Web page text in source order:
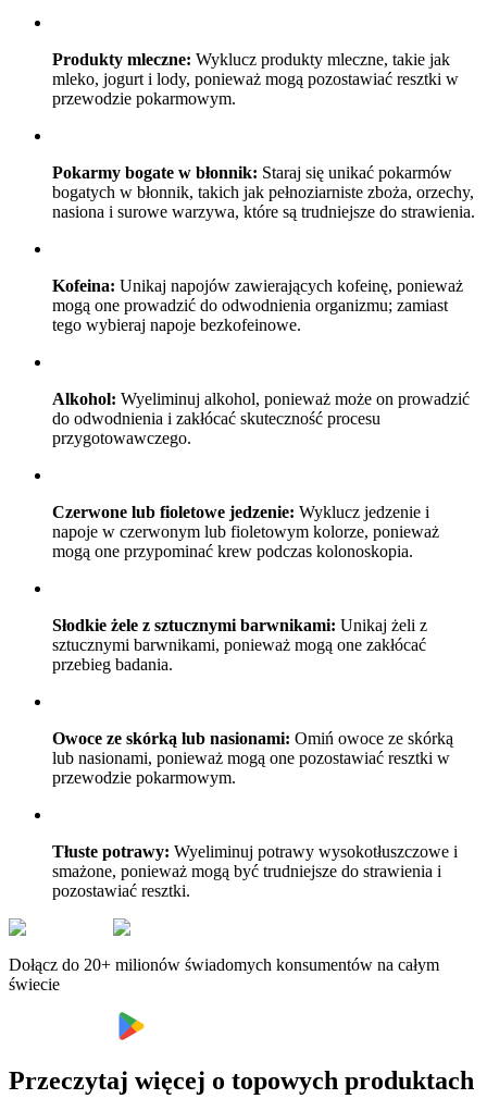
Produkty mleczne: Wyklucz produkty mleczne, takie jak
mleko, jogurt i lody, ponieważ mogą pozostawiać resztki w
przewodzie pokarmowym.
Pokarmy bogate w błonnik: Staraj się unikać pokarmów
bogatych w błonnik, takich jak pełnoziarniste zboża, orzechy,
nasiona i surowe warzywa, które są trudniejsze do strawienia.
Kofeina: Unikaj napojów zawierających kofeinę, ponieważ
mogą one prowadzić do odwodnienia organizmu; zamiast
tego wybieraj napoje bezkofeinowe.
Alkohol: Wyeliminuj alkohol, ponieważ może on prowadzić
do odwodnienia i zakłócać skuteczność procesu
przygotowawczego.
Czerwone lub fioletowe jedzenie: Wyklucz jedzenie i
napoje w czerwonym lub fioletowym kolorze, ponieważ
mogą one przypominać krew podczas kolonoskopia.
Słodkie żele z sztucznymi barwnikami: Unikaj żeli z
sztucznymi barwnikami, ponieważ mogą one zakłócać
przebieg badania.
Owoce ze skórką lub nasionami: Omiń owoce ze skórką
lub nasionami, ponieważ mogą one pozostawiać resztki w
przewodzie pokarmowym.
Tłuste potrawy: Wyeliminuj potrawy wysokotłuszczowe i
smażone, ponieważ mogą być trudniejsze do strawienia i
pozostawiać resztki.
Dołącz do 20+ milionów świadomych konsumentów na całym
świecie
Przeczytaj więcej o topowych produktach